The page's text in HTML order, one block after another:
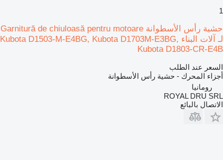
1
حشية رأس الأسطوانة Garnitură de chiuloasă pentru motoare
لـ آلات البناء Kubota D1503-M-E4BG, Kubota D1703M-E3BG,
Kubota D1803-CR-E4B
السعر عند الطلب
أجزاء المحرك - حشية رأس الأسطوانة
رومانيا
ROYAL DRU SRL
الاتصال بالبائع